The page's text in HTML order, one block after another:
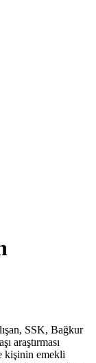
SSK, Bağkur
araştırması
kişinin emekli